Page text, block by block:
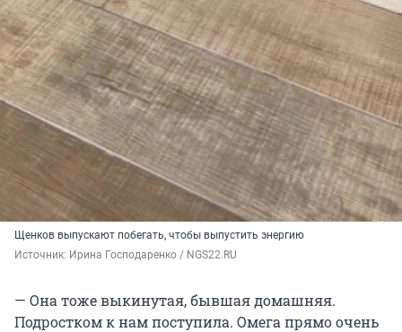
Щенков выпускают побегать, чтобы выпустить энергию
Источник: Ирина Господаренко / NGS22.RU
— Она тоже выкинутая, бывшая домашняя.
Подростком к нам поступила. Омега прямо очень